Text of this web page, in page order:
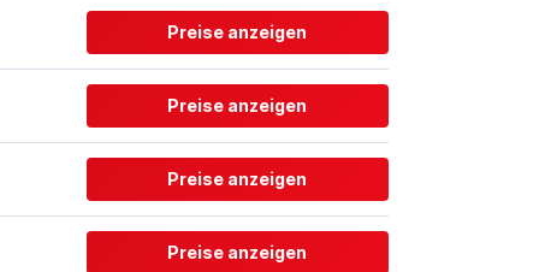
Preise anzeigen
Preise anzeigen
Preise anzeigen
Preise anzeigen